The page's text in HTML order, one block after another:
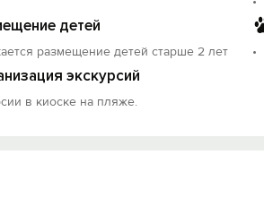
детей
размещение детей старше 2 лет
экскурсий
в киоске на пляже.